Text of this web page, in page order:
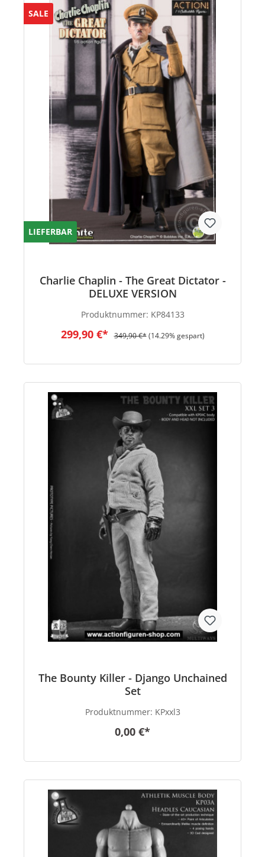
SALE
LIEFERBAR
Charlie Chaplin - The Great Dictator -
DELUXE VERSION
Produktnummer: KP84133
299,90 €* 349,90 €* (14.29% gespart)
The Bounty Killer - Django Unchained
Set
Produktnummer: KPxxl3
0,00 €*